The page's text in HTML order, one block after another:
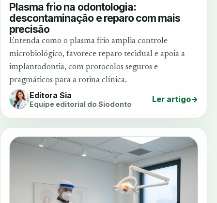
Plasma frio na odontologia:
descontaminação e reparo com mais
precisão
Entenda como o plasma frio amplia controle
microbiológico, favorece reparo tecidual e apoia a
implantodontia, com protocolos seguros e
pragmáticos para a rotina clínica.
Editora Sia
Equipe editorial do Siodonto Ler artigo→